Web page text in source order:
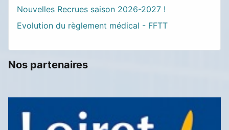
Nouvelles Recrues saison 2026-2027 !
Evolution du règlement médical - FFTT
Nos partenaires